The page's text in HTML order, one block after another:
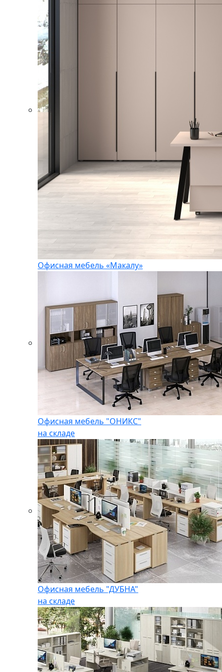
Офисная мебель «Макалу»
Офисная мебель "ОНИКС"
на складе
Офисная мебель "ДУБНА"
на складе